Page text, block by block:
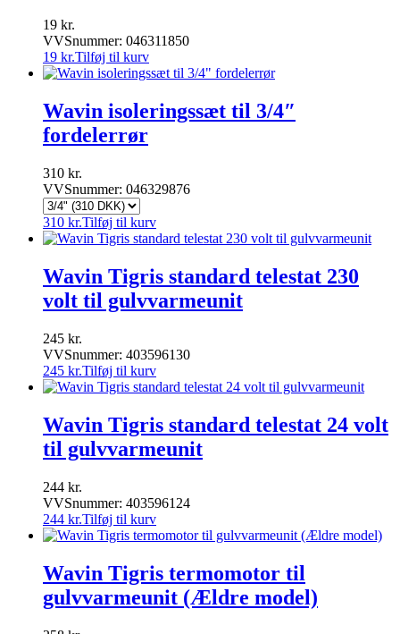
19 kr.
VVSnummer: 046311850
19 kr.Tilføj til kurv
Wavin isoleringssæt til 3/4″
fordelerrør
310 kr.
VVSnummer: 046329876
310 kr.Tilføj til kurv
Wavin Tigris standard telestat 230
volt til gulvvarmeunit
245 kr.
VVSnummer: 403596130
245 kr.Tilføj til kurv
Wavin Tigris standard telestat 24 volt
til gulvvarmeunit
244 kr.
VVSnummer: 403596124
244 kr.Tilføj til kurv
Wavin Tigris termomotor til
gulvvarmeunit (Ældre model)